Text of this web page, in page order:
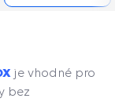
je vhodné pro
bez